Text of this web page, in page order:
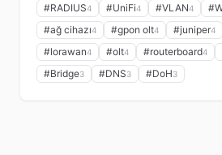
#RADIUS4 #UniFi4 #VLAN4
#ağ cihazı4 #gpon olt4 #juniper4
#lorawan4 #olt4 #routerboard4
#Bridge3 #DNS3 #DoH3